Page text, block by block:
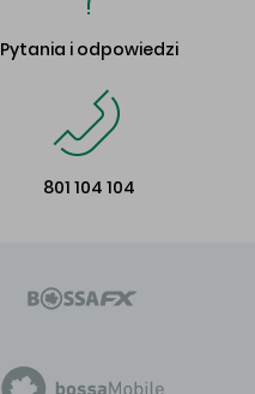
Pytania i odpowiedzi
801 104 104